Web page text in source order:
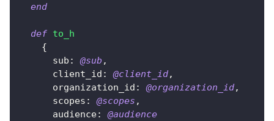
end
def to_h
{
sub : @sub ,
client_id : @client_id,
organization_id : @organization_id,
scopes : @scopes ,
audience:
@audience